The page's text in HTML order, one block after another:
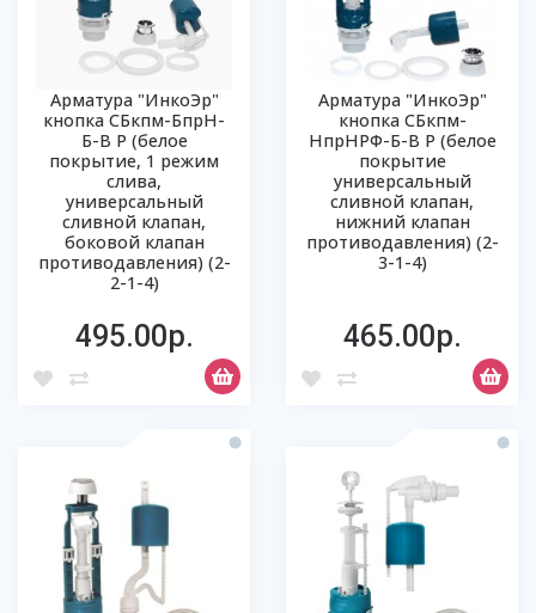
Арматура "ИнкоЭр"
кнопка СБкпм-БпрН-
Б-В Р (белое
покрытие, 1 режим
слива,
универсальный
сливной клапан,
боковой клапан
противодавления) (2-
2-1-4)
495.00р.
Арматура "ИнкоЭр"
кнопка СБкпм-
НпрНРФ-Б-В Р (белое
покрытие
универсальный
сливной клапан,
нижний клапан
противодавления) (2-
3-1-4)
465.00р.